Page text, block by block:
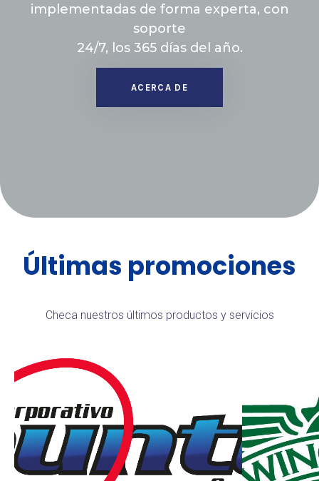
implementadas de forma experta, con
soporte
24/7, los 365 días del año.
ACERCA DE
Últimas promociones
Checa nuestros últimos productos y servicios